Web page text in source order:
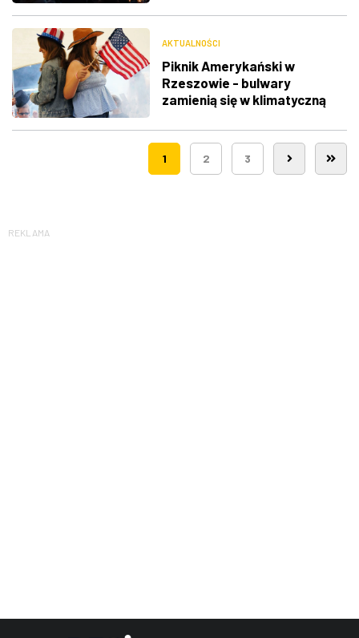
AKTUALNOŚCI
Piknik Amerykański w
Rzeszowie - bulwary
zamienią się w klimatyczną
1 2 3
REKLAMA